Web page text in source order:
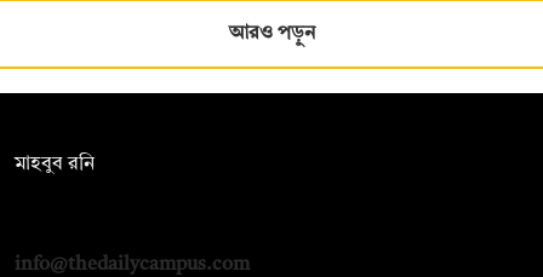
আরও পড়ুন
মাহবুব রনি
info@thedailycampus.com